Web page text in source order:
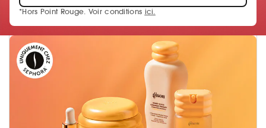
*Hors Point Rouge. Voir conditions ici.